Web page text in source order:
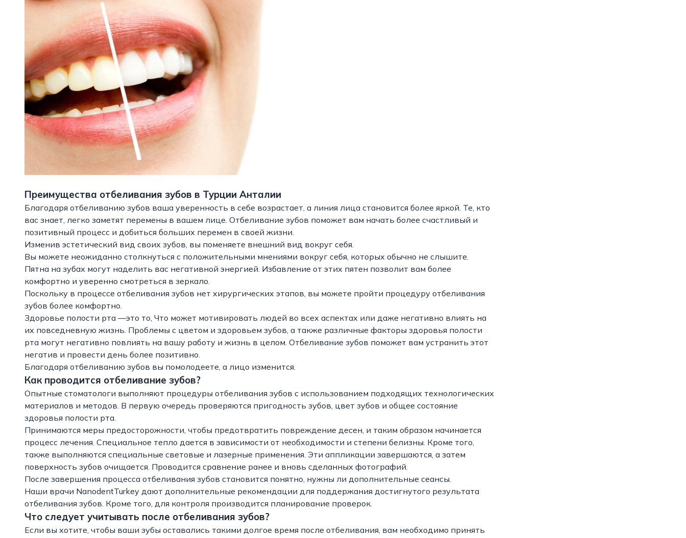
Преимущества отбеливания зубов в Турции Анталии
Благодаря отбеливанию зубов ваша уверенность в себе возрастает, а линия лица становится более яркой. Те, кто
вас знает, легко заметят перемены в вашем лице. Отбеливание зубов поможет вам начать более счастливый и
позитивный процесс и добиться больших перемен в своей жизни.
Изменив эстетический вид своих зубов, вы поменяете внешний вид вокруг себя.
Вы можете неожиданно столкнуться с положительными мнениями вокруг себя, которых обычно не слышите.
Пятна на зубах могут наделить вас негативной энергией. Избавление от этих пятен позволит вам более
комфортно и уверенно смотреться в зеркало.
Поскольку в процессе отбеливания зубов нет хирургических этапов, вы можете пройти процедуру отбеливания
зубов более комфортно.
Здоровье полости рта —это то, Что может мотивировать людей во всех аспектах или даже негативно влиять на
их повседневную жизнь. Проблемы с цветом и здоровьем зубов, а также различные факторы здоровья полости
рта могут негативно повлиять на вашу работу и жизнь в целом. Отбеливание зубов поможет вам устранить этот
негатив и провести день более позитивно.
Благодаря отбеливанию зубов вы помолодеете, а лицо изменится.
Как проводится отбеливание зубов?
Опытные стоматологи выполняют процедуры отбеливания зубов с использованием подходящих технологических
материалов и методов. В первую очередь проверяются пригодность зубов, цвет зубов и общее состояние
здоровья полости рта.
Принимаются меры предосторожности, чтобы предотвратить повреждение десен, и таким образом начинается
процесс лечения. Специальное тепло дается в зависимости от необходимости и степени белизны. Кроме того,
также выполняются специальные световые и лазерные применения. Эти аппликации завершаются, а затем
поверхность зубов очищается. Проводится сравнение ранее и вновь сделанных фотографий.
После завершения процесса отбеливания зубов становится понятно, нужны ли дополнительные сеансы.
Наши врачи NanodentTurkey дают дополнительные рекомендации для поддержания достигнутого результата
отбеливания зубов. Кроме того, для контроля производится планирование проверок.
Что следует учитывать после отбеливания зубов?
Если вы хотите, чтобы ваши зубы оставались такими долгое время после отбеливания, вам необходимо принять